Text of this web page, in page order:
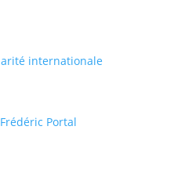
internationale
Portal